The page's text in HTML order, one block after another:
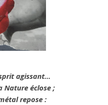
agissant…
Nature éclose ;
repose :